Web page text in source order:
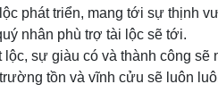
phát triển, mang tới sự thịnh
nhân phù trợ tài lộc sẽ tới.
lộc, sự giàu có và thành công
tồn và vĩnh cửu sẽ luôn